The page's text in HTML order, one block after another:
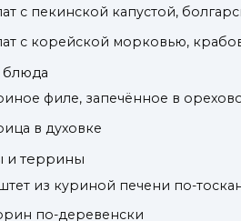
с пекинской капустой,
с корейской морковью,
блюда
филе, запечённое в
в духовке
и террины
из куриной печени по-
по-деревенски